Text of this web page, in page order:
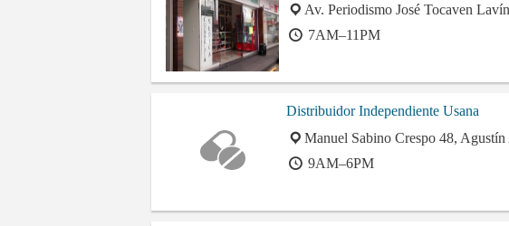
Av. Periodismo José Tocaven
7AM–11PM
Distribuidor Independiente Usana
Manuel Sabino Crespo 48,
9AM–6PM